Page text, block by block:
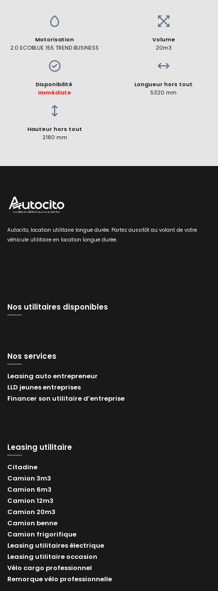
Motorisation
2.0 ECOBLUE 155 TREND BUSINESS
Volume
20m3
Disponibilité
Immédiate
Longueur hors tout
5320 mm
Hauteur hors tout
2180 mm
Autocito, location utilitaire longue durée. Partez aussitôt au volant de votre
véhicule utilitaire en location longue durée.
Nos utilitaires disponibles
Nos services
Leasing auto entrepreneur
LLD jeunes entreprises
Financer son utilitaire d’entreprise
Leasing utilitaire
Citadine
Camion 3m3
Camion 6m3
Camion 12m3
Camion 20m3
Camion benne
Camion frigorifique
Leasing utilitaires électrique
Leasing utilitaire occasion
Vélo cargo professionnel
Remorque vélo professionnelle